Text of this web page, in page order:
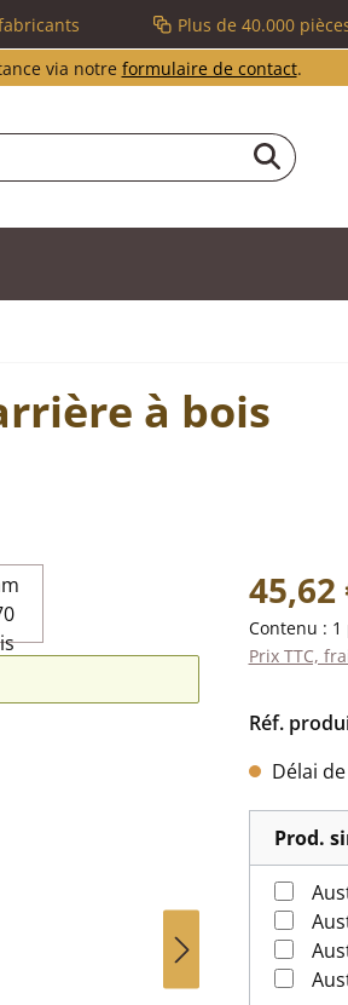
Plus de 40.000
via notre formulaire de contact.
à bois
Prix
45,62
Contenu : 1
Prix TTC,
Réf.
Délai
Prod.